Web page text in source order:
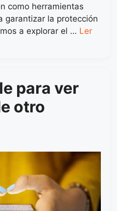
como herramientas
garantizar la protección
a explorar el … Ler
para ver
otro